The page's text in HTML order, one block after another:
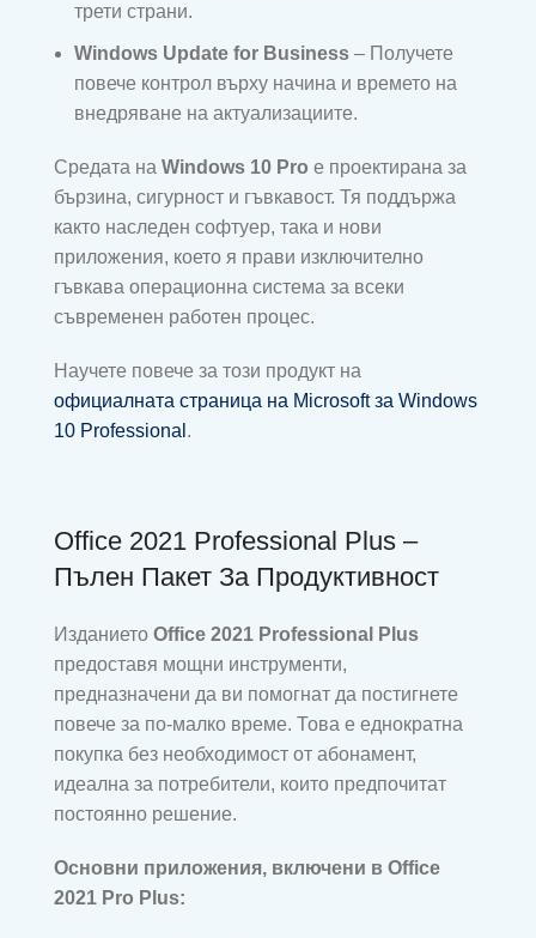
трети страни.
Windows Update for Business – Получете
повече контрол върху начина и времето на
внедряване на актуализациите.
Средата на Windows 10 Pro е проектирана за
бързина, сигурност и гъвкавост. Тя поддържа
както наследен софтуер, така и нови
приложения, което я прави изключително
гъвкава операционна система за всеки
съвременен работен процес.
Научете повече за този продукт на
официалната страница на Microsoft за Windows
10 Professional .
Office 2021 Professional Plus –
Пълен Пакет За Продуктивност
Изданието Office 2021 Professional Plus
предоставя мощни инструменти,
предназначени да ви помогнат да постигнете
повече за по-малко време. Това е еднократна
покупка без необходимост от абонамент,
идеална за потребители, които предпочитат
постоянно решение.
Основни приложения, включени в Office
2021 Pro Plus: